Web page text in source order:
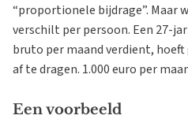
“proportionele bijdrage”. Maar
verschilt per persoon. Een 27-
bruto per maand verdient, hoeft
af te dragen. 1.000 euro per
Een voorbeeld